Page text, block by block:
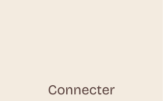
Connecter